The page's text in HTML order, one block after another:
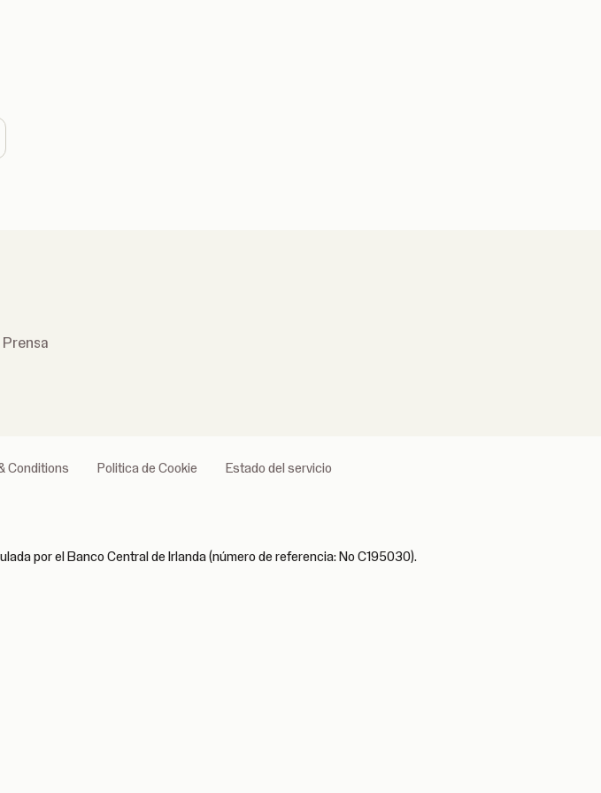
Prensa
Conditions Politica de Cookie Estado del servicio
por el Banco Central de Irlanda (número de referencia: No C195030).